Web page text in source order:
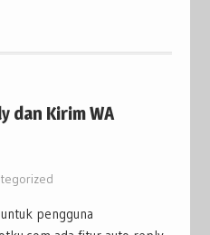
dan Kirim WA
pengguna